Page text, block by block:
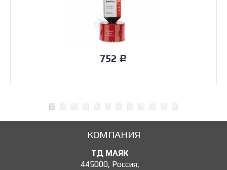
752 Р
КОМПАНИЯ
ТД МАЯК
445000, Россия,